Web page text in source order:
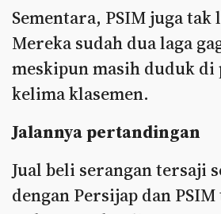
Sementara, PSIM juga tak
Mereka sudah dua laga
meskipun masih duduk
kelima klasemen.
Jalannya pertandingan
Jual beli serangan tersaji
dengan Persijap dan